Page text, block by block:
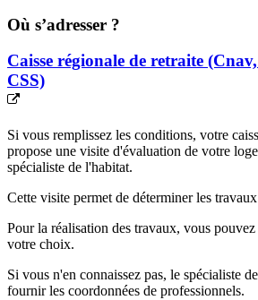
Où s’adresser ?
Caisse régionale de retraite
CSS)
Si vous remplissez les conditions, votre
propose une visite d'évaluation de votre
spécialiste de l'habitat.
Cette visite permet de déterminer les
Pour la réalisation des travaux, vous
votre choix.
Si vous n'en connaissez pas, le spécialiste
fournir les coordonnées de professionnels.